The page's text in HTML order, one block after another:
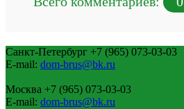
Санкт-Петербург +7 (965) 073-03-03
E-mail: dom-brus@bk.ru
Москва +7 (965) 073-03-03
E-mail: dom-brus@bk.ru